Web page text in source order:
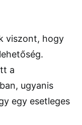
viszont, hogy
a
ugyanis
egy esetleges